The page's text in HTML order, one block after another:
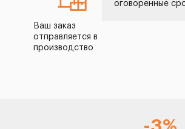
Ваш заказ
отправляется в
производство
оговоренные